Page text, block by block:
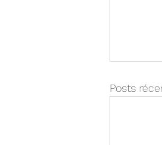
Posts